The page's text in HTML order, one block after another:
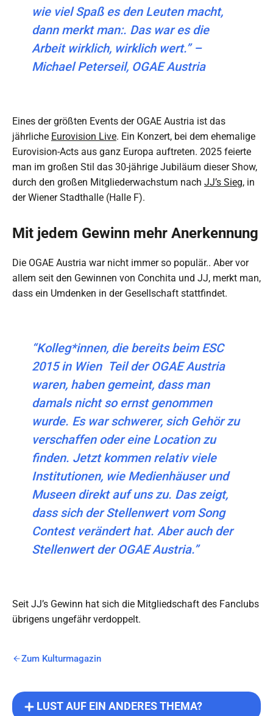
wie viel Spaß es den Leuten macht,
dann merkt man:. Das war es die
Arbeit wirklich, wirklich wert.” –
Michael Peterseil, OGAE Austria
Eines der größten Events der OGAE Austria ist das
jährliche Eurovision Live. Ein Konzert, bei dem ehemalige
Eurovision-Acts aus ganz Europa auftreten. 2025 feierte
man im großen Stil das 30-jährige Jubiläum dieser Show,
durch den großen Mitgliederwachstum nach JJ’s Sieg, in
der Wiener Stadthalle (Halle F).
Mit jedem Gewinn mehr Anerkennung
Die OGAE Austria war nicht immer so populär.. Aber vor
allem seit den Gewinnen von Conchita und JJ, merkt man,
dass ein Umdenken in der Gesellschaft stattfindet.
“Kolleg*innen, die bereits beim ESC
2015 in Wien Teil der OGAE Austria
waren, haben gemeint, dass man
damals nicht so ernst genommen
wurde. Es war schwerer, sich Gehör zu
verschaffen oder eine Location zu
finden. Jetzt kommen relativ viele
Institutionen, wie Medienhäuser und
Museen direkt auf uns zu. Das zeigt,
dass sich der Stellenwert vom Song
Contest verändert hat. Aber auch der
Stellenwert der OGAE Austria.”
Seit JJ’s Gewinn hat sich die Mitgliedschaft des Fanclubs
übrigens ungefähr verdoppelt.
Zum Kulturmagazin
LUST AUF EIN ANDERES THEMA?